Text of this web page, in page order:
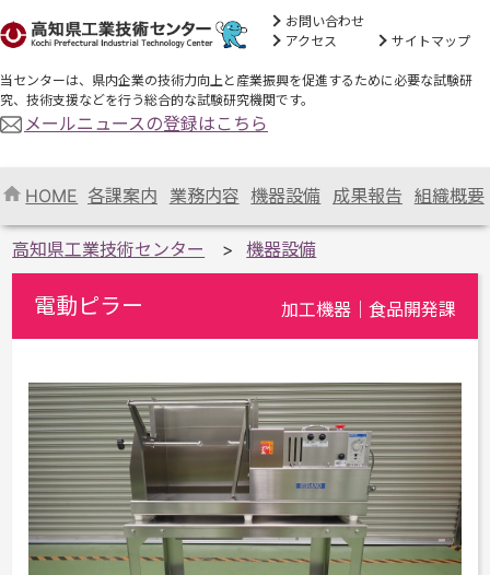
お問い合わせ
アクセス
サイトマップ
当センターは、県内企業の技術力向上と産業振興を促進するために必要な試験研
究、技術支援などを行う総合的な試験研究機関です。
メールニュースの登録はこちら
HOME 各課案内 業務内容 機器設備 成果報告 組織概要
高知県工業技術センター 機器設備
電動ピラー 加工機器｜食品開発課